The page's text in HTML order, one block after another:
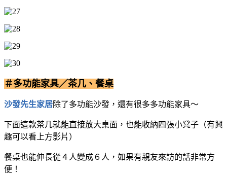
＃多功能家具／茶几、餐桌
沙發先生家居除了多功能沙發，還有很多多功能家具～
下面這款茶几就能直接放大桌面，也能收納四張小凳子（有興
趣可以看上方影片）
餐桌也能伸長從４人變成６人，如果有親友來訪的話非常方
便！